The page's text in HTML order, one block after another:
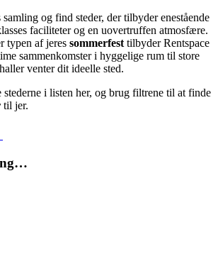
og find steder, der tilbyder enestående
faciliteter og en uovertruffen atmosfære.
typen af jeres sommerfest tilbyder Rentspace
sammenkomster i hyggelige rum til store
venter dit ideelle sted.
stederne i listen her, og brug filtrene til at finde
til jer.